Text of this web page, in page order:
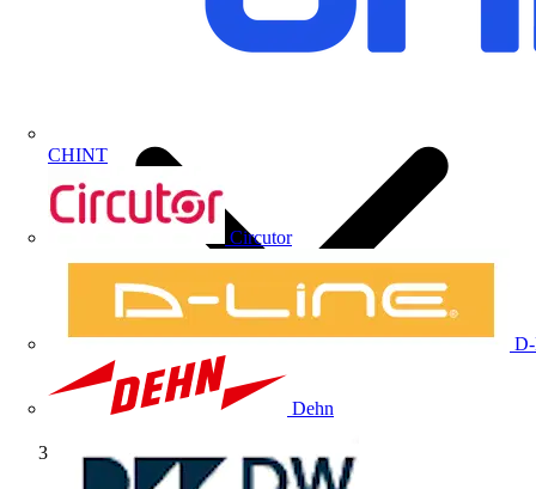
CHINT
Circutor
Dehn
Artículos técnicos